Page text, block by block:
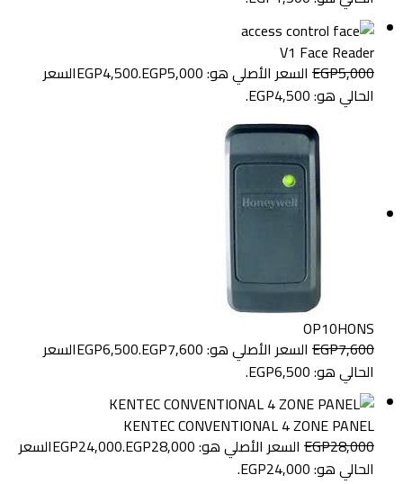
V1 Face Reader
EGP5,000 السعر الأصلي هو: EGP5,000. EGP4,500
السعر
الحالي هو: EGP4,500.
OP10HONS
EGP7,600 السعر الأصلي هو: EGP7,600. EGP6,500
السعر
الحالي هو: EGP6,500.
KENTEC CONVENTIONAL 4 ZONE PANEL
EGP28,000 السعر الأصلي هو: EGP28,000. EGP24,000
السعر
الحالي هو: EGP24,000.